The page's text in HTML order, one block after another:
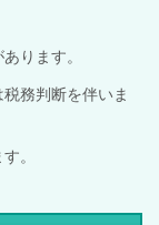
ります。
務判断を伴いま
。